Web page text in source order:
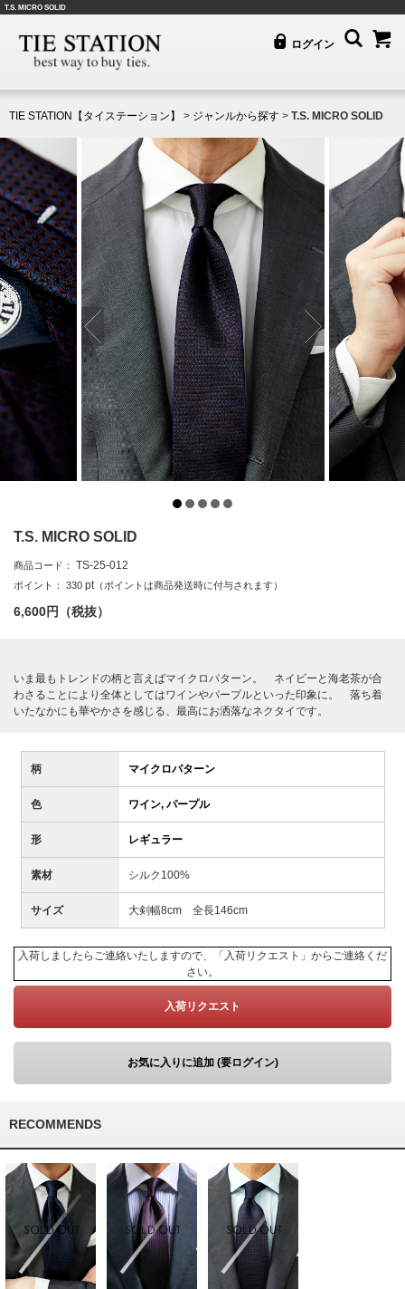
T.S. MICRO SOLID
ログイン
TIE STATION【タイステーション】 > ジャンルから探す > T.S. MICRO SOLID
T.S. MICRO SOLID
商品コード： TS-25-012
ポイント： 330 pt （ポイントは商品発送時に付与されます）
6,600円（税抜）
いま最もトレンドの柄と言えばマイクロパターン。 ネイビーと海老茶が合
わさることにより全体としてはワインやパープルといった印象に。 落ち着
いたなかにも華やかさを感じる、最高にお洒落なネクタイです。
柄 マイクロパターン
色 ワイン, パープル
形 レギュラー
素材 シルク100%
サイズ 大剣幅8cm 全長146cm
入荷しましたらご連絡いたしますので、「入荷リクエスト」からご連絡くだ
さい。
入荷リクエスト
お気に入りに追加 (要ログイン)
RECOMMENDS